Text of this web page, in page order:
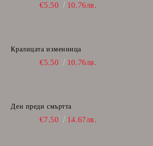
€5.50 10.76лв.
Кралицата изменница
€5.50 10.76лв.
Ден преди смъртта
€7.50 14.67лв.